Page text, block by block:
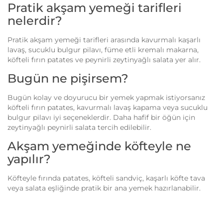
Pratik akşam yemeği tarifleri
nelerdir?
Pratik akşam yemeği tarifleri arasında kavurmalı kaşarlı
lavaş, sucuklu bulgur pilavı, füme etli kremalı makarna,
köfteli fırın patates ve peynirli zeytinyağlı salata yer alır.
Bugün ne pişirsem?
Bugün kolay ve doyurucu bir yemek yapmak istiyorsanız
köfteli fırın patates, kavurmalı lavaş kapama veya sucuklu
bulgur pilavı iyi seçeneklerdir. Daha hafif bir öğün için
zeytinyağlı peynirli salata tercih edilebilir.
Akşam yemeğinde köfteyle ne
yapılır?
Köfteyle fırında patates, köfteli sandviç, kaşarlı köfte tava
veya salata eşliğinde pratik bir ana yemek hazırlanabilir.